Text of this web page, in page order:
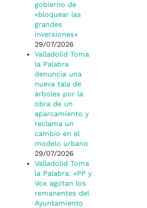
gobierno de
«bloquear las
grandes
inversiones»
29/07/2026
Valladolid Toma
la Palabra
denuncia una
nueva tala de
árboles por la
obra de un
aparcamiento y
reclama un
cambio en el
modelo urbano
29/07/2026
Valladolid Toma
la Palabra: «PP y
Vox agotan los
remanentes del
Ayuntamiento